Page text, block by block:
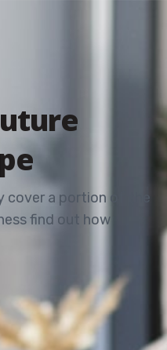
cover a portion of the
find out how